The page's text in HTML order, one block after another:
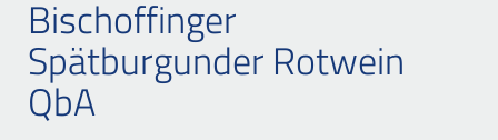
Bischoffinger
Spätburgunder Rotwein
QbA